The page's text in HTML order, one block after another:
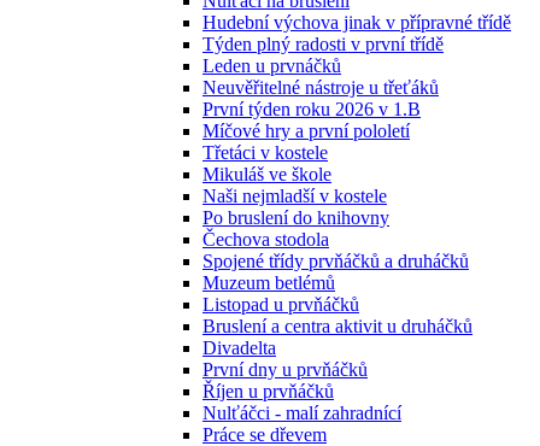
Hudební výchova jinak v přípravné třídě
Týden plný radosti v první třídě
Leden u prvnáčků
Neuvěřitelné nástroje u třeťáků
První týden roku 2026 v 1.B
Míčové hry a první pololetí
Třetáci v kostele
Mikuláš ve škole
Naši nejmladší v kostele
Po bruslení do knihovny
Čechova stodola
Spojené třídy prvňáčků a druháčků
Muzeum betlémů
Listopad u prvňáčků
Bruslení a centra aktivit u druháčků
Divadelta
První dny u prvňáčků
Říjen u prvňáčků
Nulťáčci - malí zahradnící
Práce se dřevem